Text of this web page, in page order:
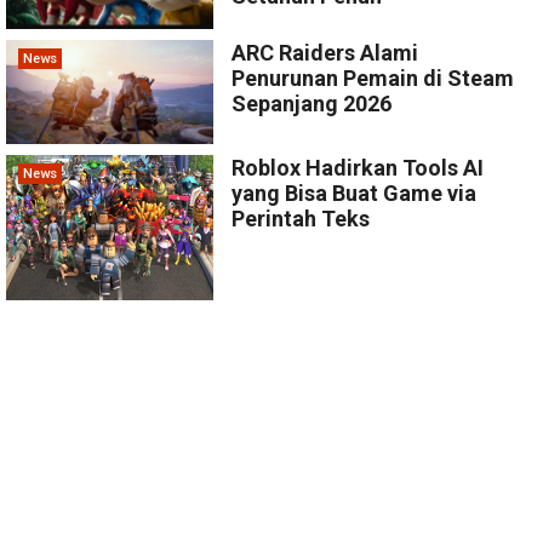
News
ARC Raiders Alami
Penurunan Pemain di Steam
Sepanjang 2026
News
Roblox Hadirkan Tools AI
yang Bisa Buat Game via
Perintah Teks